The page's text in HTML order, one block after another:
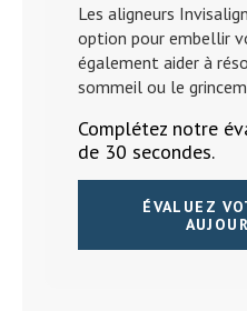
Les aligneurs
option pour embellir
également aider à
sommeil ou le
Complétez notre
de 30 secondes.
ÉVALUEZ